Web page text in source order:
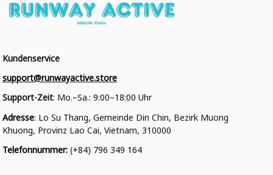
Kundenservice
support@runwayactive.store
Support-Zeit: Mo.–Sa.: 9:00–18:00 Uhr
Adresse: Lo Su Thang, Gemeinde Din Chin, Bezirk Muong
Khuong, Provinz Lao Cai, Vietnam, 310000
Telefonnummer: (+84) 796 349 164